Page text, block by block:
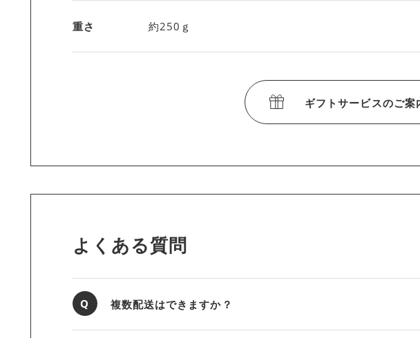
重さ 約250ｇ
ギフトサービスのご案
よくある質問
複数配送はできますか？